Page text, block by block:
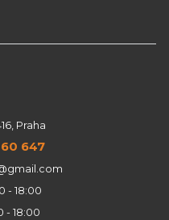
Praha
647
- 18:00
18:00